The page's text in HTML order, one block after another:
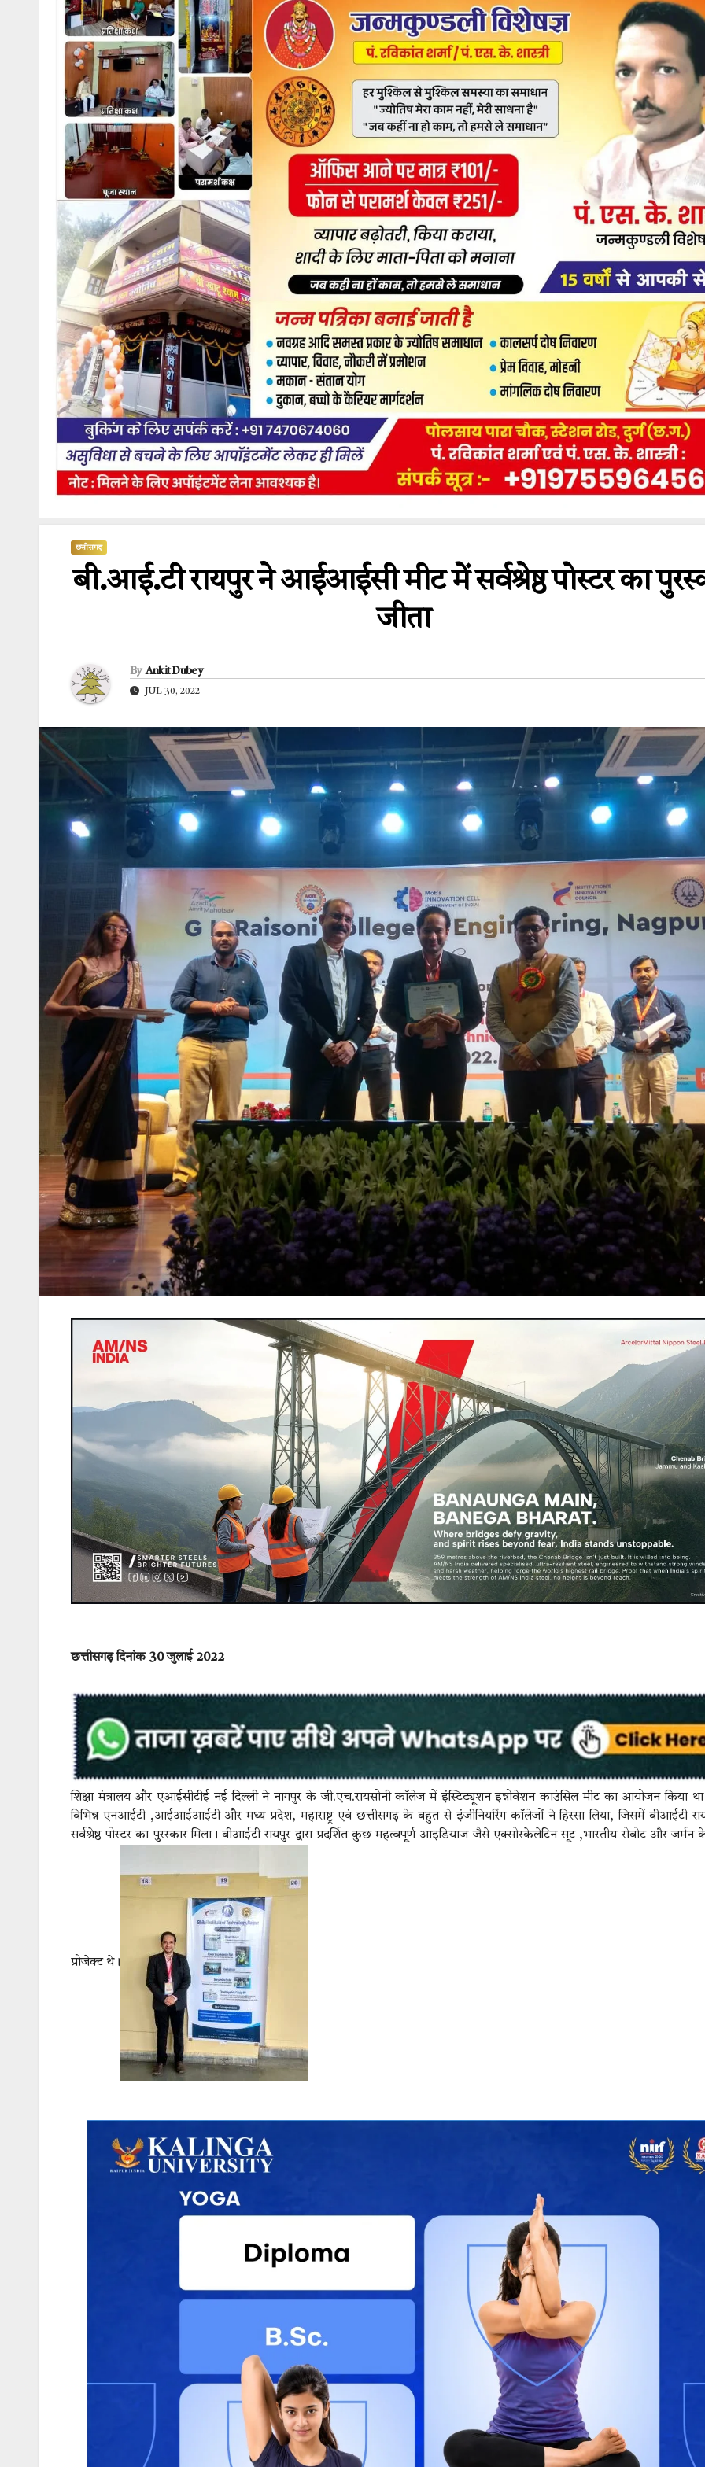
छत्तीसगढ़
बी.आई.टी रायपुर ने आईआईसी मीट में सर्वश्रेष्ठ पोस्टर का
जीता
By Ankit Dubey
JUL 30, 2022
छत्तीसगढ़ दिनांक 30 जुलाई 2022
शिक्षा मंत्रालय और एआईसीटीई नई दिल्ली ने नागपुर के जी.एच.रायसोनी कॉलेज में इंस्टिट्यूशन इन्नोवेशन काउंसिल मीट का आयोजन किया
विभिन्न एनआईटी ,आईआईआईटी और मध्य प्रदेश, महाराष्ट्र एवं छत्तीसगढ़ के बहुत से इंजीनियरिंग कॉलेजों ने हिस्सा लिया, जिसमें बीआईटी
सर्वश्रेष्ठ पोस्टर का पुरस्कार मिला। बीआईटी रायपुर द्वारा प्रदर्शित कुछ महत्वपूर्ण आइडियाज जैसे एक्सोस्केलेटिन सूट ,भारतीय रोबोट और जर्मन
प्रोजेक्ट थे।